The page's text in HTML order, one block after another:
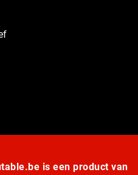
is een product van